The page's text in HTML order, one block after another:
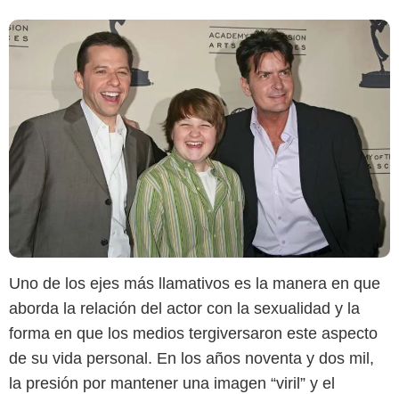
Uno de los ejes más llamativos es la manera en que
aborda la relación del actor con la sexualidad y la
forma en que los medios tergiversaron este aspecto
de su vida personal. En los años noventa y dos mil,
la presión por mantener una imagen “viril” y el